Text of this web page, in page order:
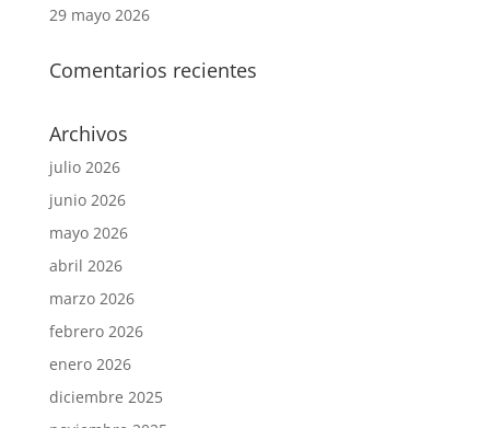
29 mayo 2026
Comentarios recientes
Archivos
julio 2026
junio 2026
mayo 2026
abril 2026
marzo 2026
febrero 2026
enero 2026
diciembre 2025